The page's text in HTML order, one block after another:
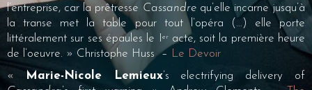
l’entreprise, car la prêtresse Cassandrequ’elle incarne jusqu’à
la transe met la table pour tout l’opéra (…) elle porte
littéralement sur ses épaules le I
eracte, soit la première heure
de l’oeuvre. » Christophe Huss – Le Devoir
«
Marie-Nicole Lemieux’s electrifying delivery of